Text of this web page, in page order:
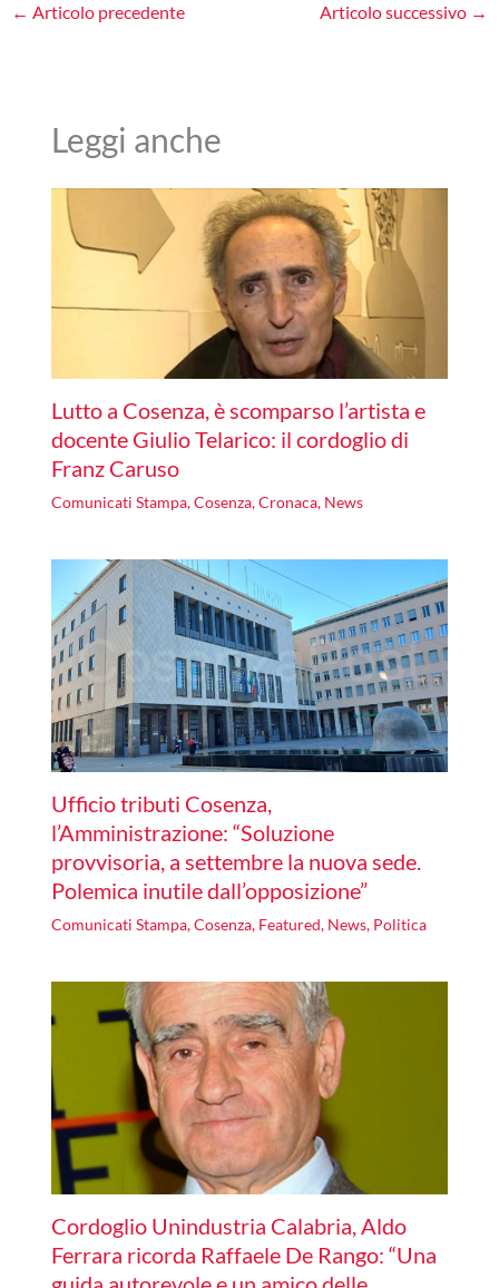
← Articolo precedente Articolo successivo →
Leggi anche
Lutto a Cosenza, è scomparso l’artista e
docente Giulio Telarico: il cordoglio di
Franz Caruso
Comunicati Stampa,Cosenza,Cronaca, News
Ufficio tributi Cosenza,
l’Amministrazione: “Soluzione
provvisoria, a settembre la nuova sede.
Polemica inutile dall’opposizione”
Comunicati Stampa,Cosenza, Featured, News, Politica
Cordoglio Unindustria Calabria, Aldo
Ferrara ricorda Raffaele De Rango: “Una